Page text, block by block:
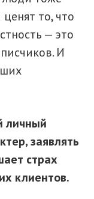
то, что
— это
И
личный
заявлять
страх
клиентов.